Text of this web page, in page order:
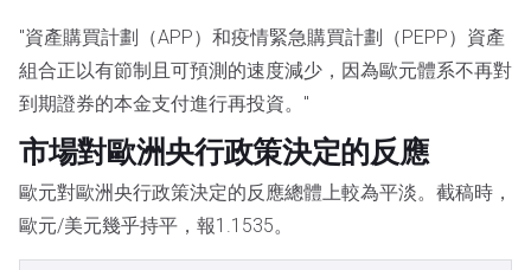
"資產購買計劃（APP）和疫情緊急購買計劃（PEPP）資產
組合正以有節制且可預測的速度減少，因為歐元體系不再對
到期證券的本金支付進行再投資。"
市場對歐洲央行政策決定的反應
歐元對歐洲央行政策決定的反應總體上較為平淡。截稿時，
歐元/美元幾乎持平，報1.1535。